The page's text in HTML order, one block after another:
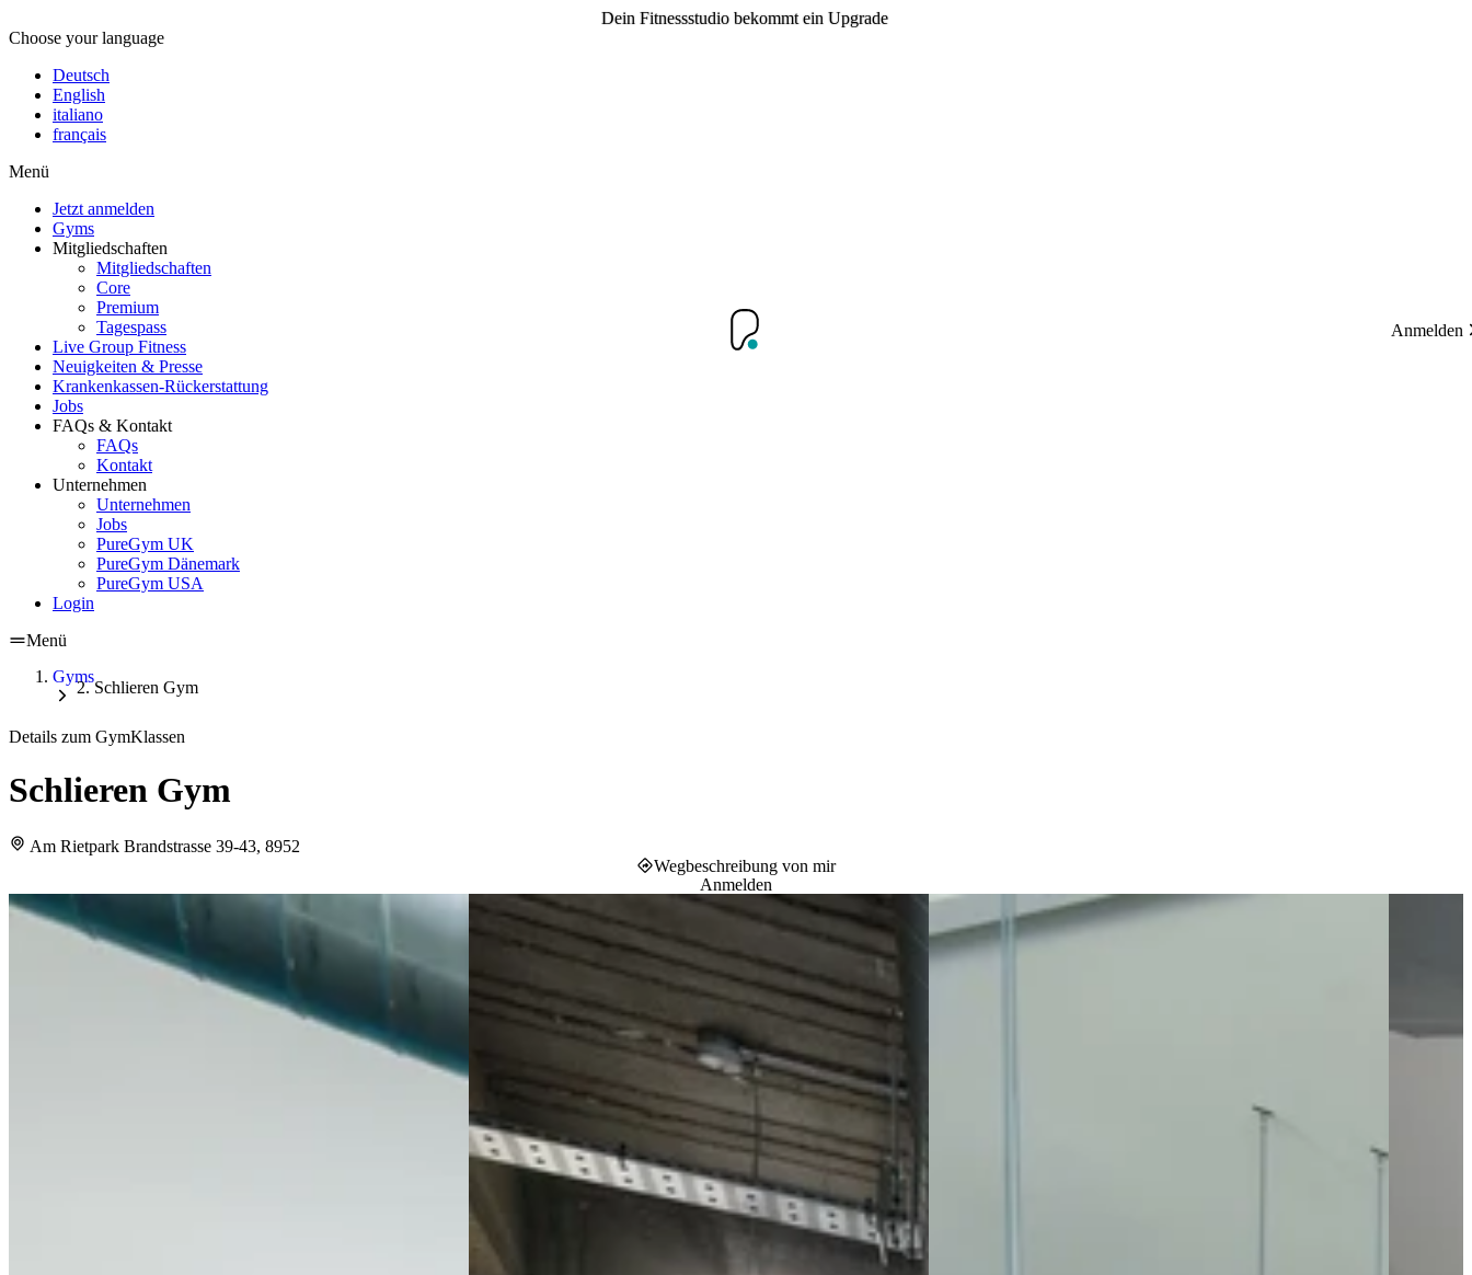
Choose your language
Deutsch
English
italiano
français
Menü
Jetzt anmelden
Gyms
Mitgliedschaften
Mitgliedschaften
Core
Premium
Tagespass
Live Group Fitness
Neuigkeiten & Presse
Krankenkassen-Rückerstattung
Jobs
FAQs & Kontakt
FAQs
Kontakt
Unternehmen
Unternehmen
Jobs
PureGym UK
PureGym Dänemark
PureGym USA
Login
Menü
Anmelden
Dein Fitnessstudio bekommt ein Upgrade
Gyms
Schlieren Gym
Details zum GymKlassen
Schlieren Gym
Am Rietpark Brandstrasse 39-43, 8952
Wegbeschreibung von mir
Anmelden